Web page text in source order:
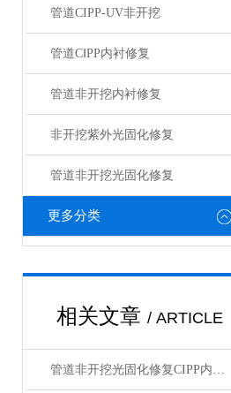
管道CIPP-UV非开挖
管道CⅠPP内衬修复
管道非开挖内衬修复
非开挖紫外光固化修复
管道非开挖光固化修复
更多分类
相关文章 / ARTICLE
管道非开挖光固化修复CIPP内衬原位塌方管道修复